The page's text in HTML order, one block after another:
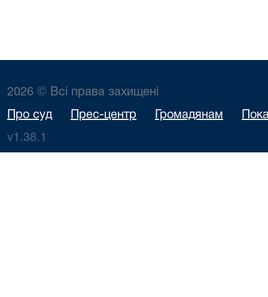
2026 © Всі права захищені
Про суд Прес-центр Громадянам
v1.38.1